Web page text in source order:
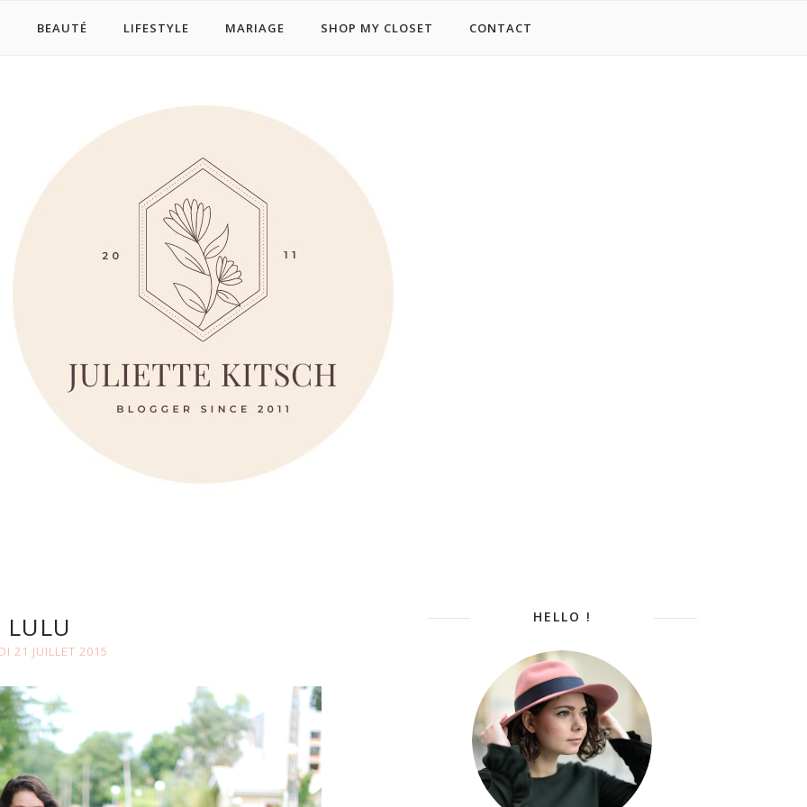
BEAUTÉ LIFESTYLE MARIAGE SHOP MY CLOSET CONTACT
LULU
21 JUILLET 2015
HELLO !